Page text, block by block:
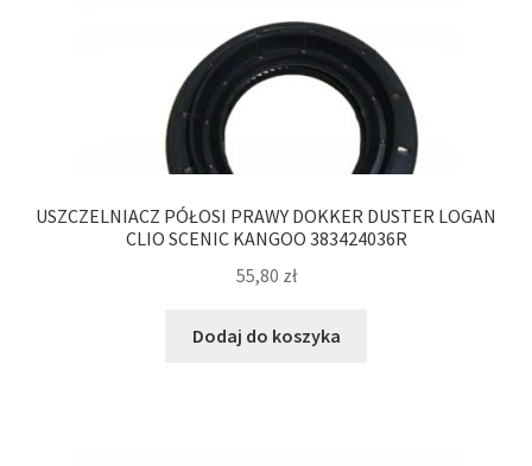
USZCZELNIACZ PÓŁOSI PRAWY DOKKER DUSTER LOGAN
CLIO SCENIC KANGOO 383424036R
55,80 zł
Dodaj do koszyka